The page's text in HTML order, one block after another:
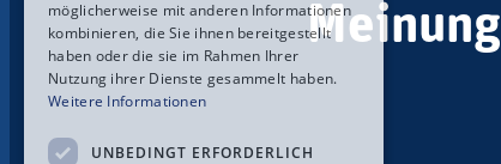
möglicherweise mit anderen Informationen
kombinieren, die Sie ihnen bereitgestellt
haben oder die sie im Rahmen Ihrer
Nutzung ihrer Dienste gesammelt haben.
Weitere Informationen
UNBEDINGT ERFORDERLICH